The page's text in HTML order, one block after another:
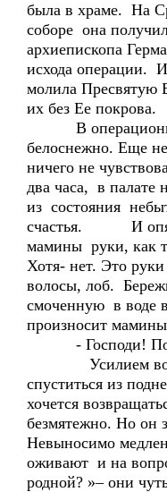
была в храме. На
соборе она
архиепископа
исхода операции. И
молила Пресвятую
их без Ее покрова.
В
белоснежно. Еще
ничего не
два часа, в палате
из состояния
счастья. И
мамины руки, как
Хотя- нет. Это
волосы, лоб.
смоченную в воде
произносит
- Господи!
Усилием воли
спуститься из
хочется
безмятежно. Но он
Невыносимо
оживают и на
родной? »– они